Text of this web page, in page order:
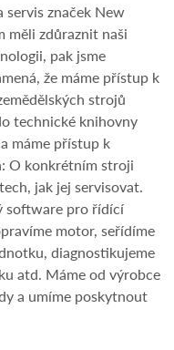
značek New
měli zdůraznit naši
pak jsme
že máme přístup k
strojů
technické knihovny
máme přístup k
O konkrétním stroji
jak jej servisovat.
software pro řídící
motor, seřídíme
diagnostikujeme
atd. Máme od výrobce
a umíme poskytnout